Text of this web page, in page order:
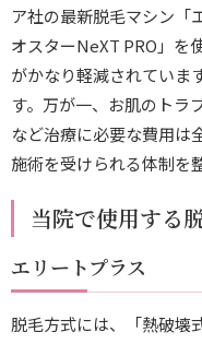
ア社の最新脱毛マシン「
オスターNeXT PRO」を
がかなり軽減されていま
す。万が一、お肌のトラ
など治療に必要な費用は
施術を受けられる体制を
当院で使用する
エリートプラス
脱毛方式には、「熱破壊